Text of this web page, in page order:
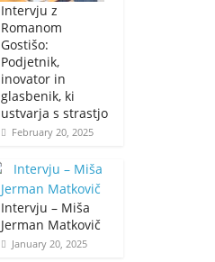
Intervju z
Romanom
Gostišo:
Podjetnik,
inovator in
glasbenik, ki
ustvarja s strastjo
February 20, 2025
Intervju – Miša
Jerman Matkovič
January 20, 2025